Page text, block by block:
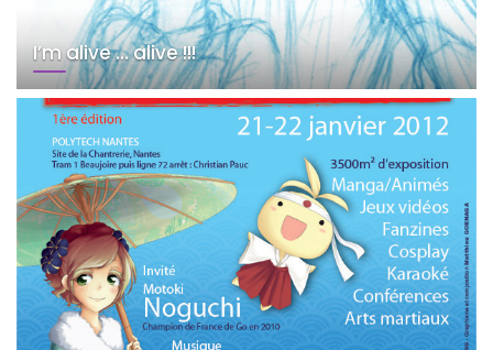
I’m alive … alive !!!